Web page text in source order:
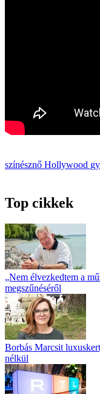
színésznő Hollywood
Top cikkek
„Nem élvezkedtem a
megszűnéséről
Borbás Marcsit
nélkül